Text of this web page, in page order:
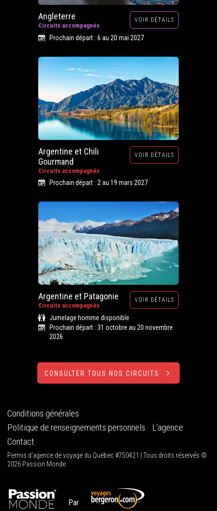
Angleterre
Circuits accompagnés
VOIR DÉTAILS
Prochain départ : 6 au 20 mai 2027
Argentine et Chili
Gourmand
Circuits accompagnés
VOIR DÉTAILS
Prochain départ : 2 au 19 mars 2027
Argentine et Patagonie
Circuits accompagnés
VOIR DÉTAILS
Jumelage homme disponible
Prochain départ : 31 octobre au 20 novembre
2026
CONSULTER TOUS NOS CIRCUITS
Conditions générales
Politique de renseignements personnels
L’agence
Contact
Permis d'agence de voyage du Québec #750421 | Tous droits réservés ©
2026 Passion Monde.
Par